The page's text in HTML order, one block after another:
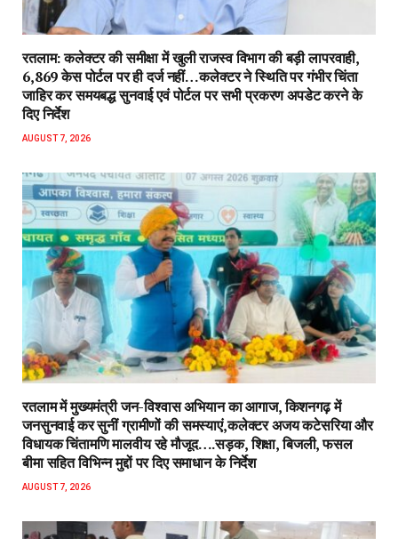
रतलाम: कलेक्टर की समीक्षा में खुली राजस्व विभाग की बड़ी लापरवाही,
6,869 केस पोर्टल पर ही दर्ज नहीं…कलेक्टर ने स्थिति पर गंभीर चिंता
जाहिर कर समयबद्ध सुनवाई एवं पोर्टल पर सभी प्रकरण अपडेट करने के
दिए निर्देश
AUGUST 7, 2026
रतलाम में मुख्यमंत्री जन-विश्वास अभियान का आगाज, किशनगढ़ में
जनसुनवाई कर सुनीं ग्रामीणों की समस्याएं,कलेक्टर अजय कटेसरिया और
विधायक चिंतामणि मालवीय रहे मौजूद….सड़क, शिक्षा, बिजली, फसल
बीमा सहित विभिन्न मुद्दों पर दिए समाधान के निर्देश
AUGUST 7, 2026